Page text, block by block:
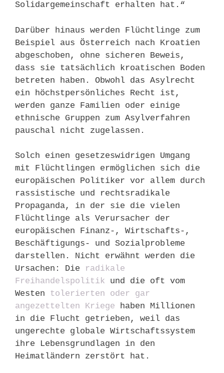
Solidargemeinschaft erhalten hat.“
Darüber hinaus werden Flüchtlinge zum
Beispiel aus Österreich nach Kroatien
abgeschoben, ohne sicheren Beweis,
dass sie tatsächlich kroatischen Boden
betreten haben. Obwohl das Asylrecht
ein höchstpersönliches Recht ist,
werden ganze Familien oder einige
ethnische Gruppen zum Asylverfahren
pauschal nicht zugelassen.
Solch einen gesetzeswidrigen Umgang
mit Flüchtlingen ermöglichen sich die
europäischen Politiker vor allem durch
rassistische und rechtsradikale
Propaganda, in der sie die vielen
Flüchtlinge als Verursacher der
europäischen Finanz-, Wirtschafts-,
Beschäftigungs- und Sozialprobleme
darstellen. Nicht erwähnt werden die
Ursachen: Die
radikale
Freihandelspolitik und die oft vom
Westen tolerierten oder gar
angezettelten Kriege haben Millionen
in die Flucht getrieben, weil das
ungerechte globale Wirtschaftssystem
ihre Lebensgrundlagen in den
Heimatländern zerstört hat.